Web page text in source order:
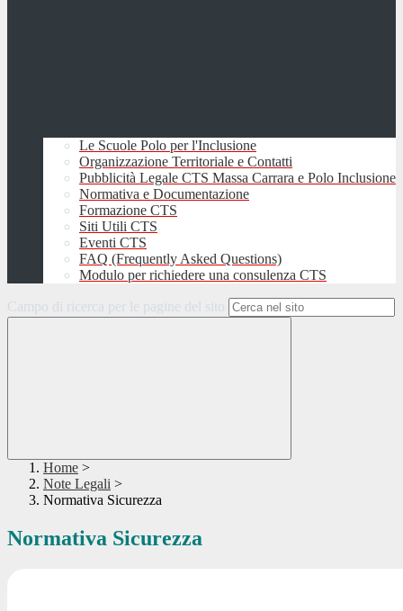
Le Scuole Polo per l'Inclusione
Organizzazione Territoriale e Contatti
Pubblicità Legale CTS Massa Carrara e Polo Inclusione
Normativa e Documentazione
Formazione CTS
Siti Utili CTS
Eventi CTS
FAQ (Frequently Asked Questions)
Modulo per richiedere una consulenza CTS
Campo di ricerca per le pagine del sito
Home >
Note Legali >
Normativa Sicurezza
Normativa Sicurezza